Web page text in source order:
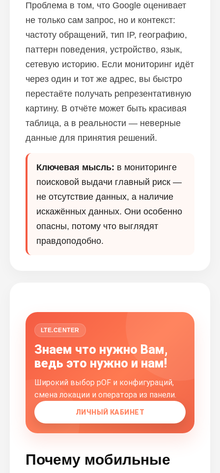
Проблема в том, что Google оценивает
не только сам запрос, но и контекст:
частоту обращений, тип IP, географию,
паттерн поведения, устройство, язык,
сетевую историю. Если мониторинг идёт
через один и тот же адрес, вы быстро
перестаёте получать репрезентативную
картину. В отчёте может быть красивая
таблица, а в реальности — неверные
данные для принятия решений.
Ключевая мысль: в мониторинге
поисковой выдачи главный риск —
не отсутствие данных, а наличие
искажённых данных. Они особенно
опасны, потому что выглядят
правдоподобно.
LTE.CENTER
Знаем что нужно Вам,
ведь это нужно и нам!
Широкий выбор pOF и конфигураций,
смена локации и оператора из панели.
ЛИЧНЫЙ КАБИНЕТ
Почему мобильные